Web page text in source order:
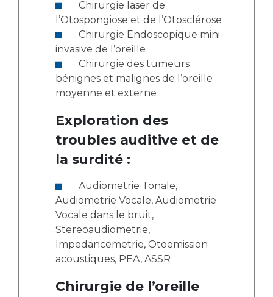
l’Otospongiose et de l’Otosclérose
invasive de l’oreille
bénignes et malignes de l’oreille
moyenne et externe
Exploration des
troubles auditive et de
la surdité :
Audiometrie Vocale, Audiometrie
Vocale dans le bruit,
Stereoaudiometrie,
Impedancemetrie, Otoemission
acoustiques, PEA, ASSR
Chirurgie de l’oreille